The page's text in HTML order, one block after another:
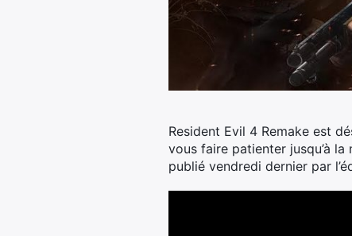
Resident Evil 4 Remake est
vous faire patienter jusqu’à
publié vendredi dernier par